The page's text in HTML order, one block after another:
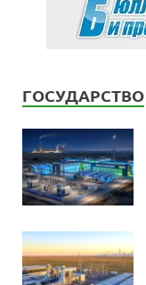
ГОСУДАРСТВО